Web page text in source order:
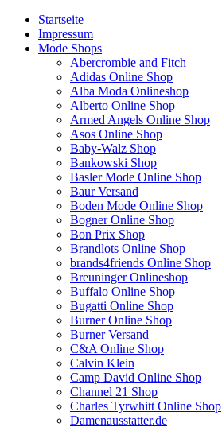
Startseite
Impressum
Mode Shops
Abercrombie and Fitch
Adidas Online Shop
Alba Moda Onlineshop
Alberto Online Shop
Armed Angels Online Shop
Asos Online Shop
Baby-Walz Shop
Bankowski Shop
Basler Mode Online Shop
Baur Versand
Boden Mode Online Shop
Bogner Online Shop
Bon Prix Shop
Brandlots Online Shop
brands4friends Online Shop
Breuninger Onlineshop
Buffalo Online Shop
Bugatti Online Shop
Burner Online Shop
Burner Versand
C&A Online Shop
Calvin Klein
Camp David Online Shop
Channel 21 Shop
Charles Tyrwhitt Online Shop
Damenausstatter.de